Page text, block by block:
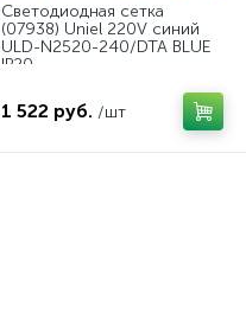
Светодиодная сетка
(07938) Uniel 220V синий
ULD-N2520-240/DTA BLUE
IP20
1 522 руб. /шт